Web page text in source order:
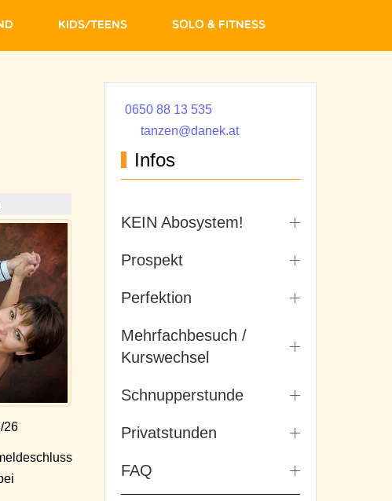
Kids/Teens Solo & Fitness
26
0650 88 13 535
tanzen@danek.at
Infos
KEIN Abosystem!
Prospekt
Perfektion
Mehrfachbesuch /
Kurswechsel
Schnupperstunde
Privatstunden
FAQ